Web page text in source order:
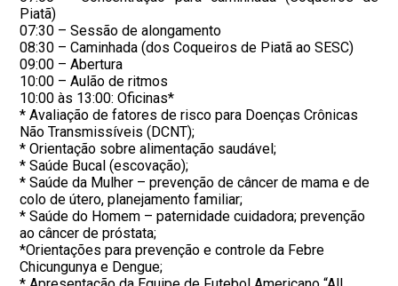
Piatã)
07:30 – Sessão de alongamento
08:30 – Caminhada (dos Coqueiros de Piatã ao SESC)
09:00 – Abertura
10:00 – Aulão de ritmos
10:00 às 13:00: Oficinas*
* Avaliação de fatores de risco para Doenças Crônicas
Não Transmissíveis (DCNT);
* Orientação sobre alimentação saudável;
* Saúde Bucal (escovação);
* Saúde da Mulher – prevenção de câncer de mama e de
colo de útero, planejamento familiar;
* Saúde do Homem – paternidade cuidadora; prevenção
ao câncer de próstata;
*Orientações para prevenção e controle da Febre
Chicungunya e Dengue;